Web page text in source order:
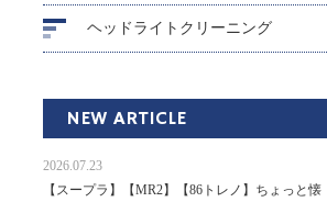
ヘッドライトクリーニング
NEW ARTICLE
2026.07.23
【スープラ】【MR2】【86トレノ】ちょっと懐